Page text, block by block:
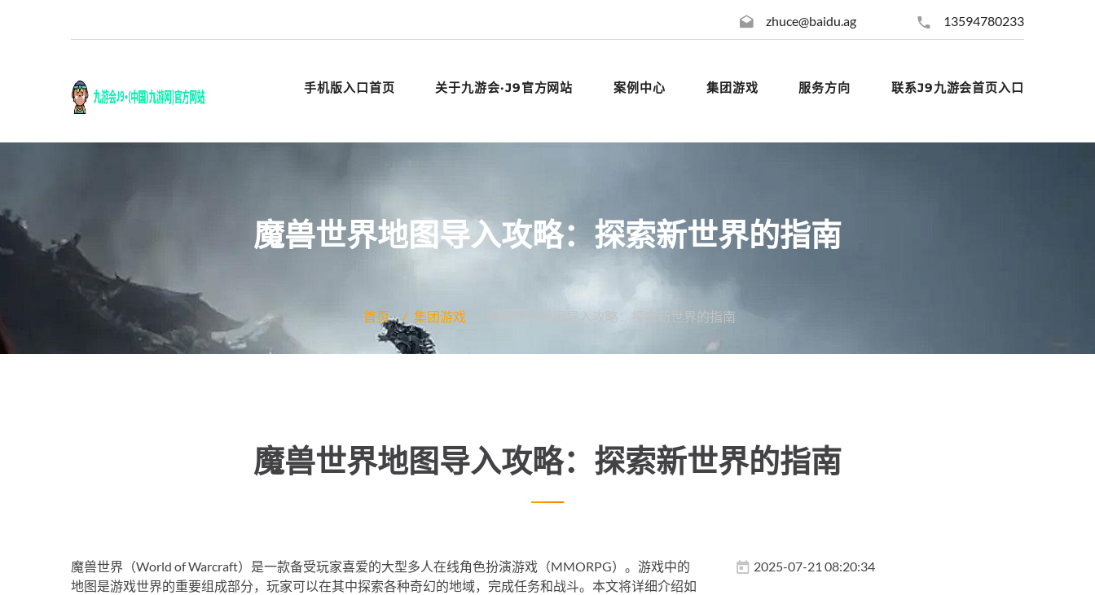
zhuce@baidu.ag 13594780233
手机版入口首页 关于九游会·J9官方网站 案例中心 集团游戏 服务方向 联系J9九游会首页入口
魔兽世界地图导入攻略：探索新世界的指南
首页 集团游戏 魔兽世界地图导入攻略：探索新世界的指南
魔兽世界地图导入攻略：探索新世界的指南
魔兽世界（World of Warcraft）是一款备受玩家喜爱的大型多人在线角色扮演游戏（MMORPG）。游戏中的
地图是游戏世界的重要组成部分，玩家可以在其中探索各种奇幻的地域，完成任务和战斗。本文将详细介绍如
2025-07-21 08:20:34